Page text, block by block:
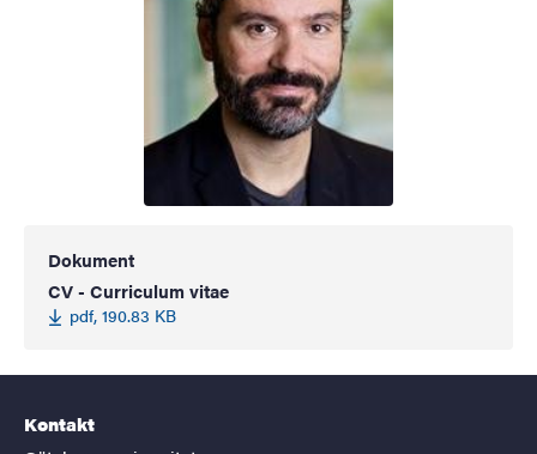
Dokument
CV - Curriculum vitae
pdf, 190.83 KB
Kontakt